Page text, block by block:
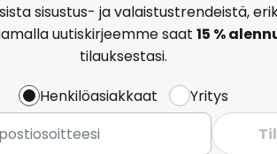
sisustus- ja valaistustrendeistä,
uutiskirjeemme saat 15 %
tilauksestasi.
Henkilöasiakkaat
Yritys